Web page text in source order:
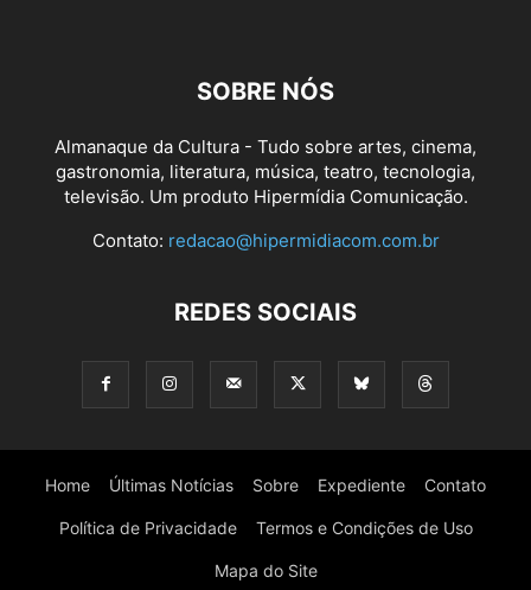
SOBRE NÓS
Almanaque da Cultura - Tudo sobre artes, cinema,
gastronomia, literatura, música, teatro, tecnologia,
televisão. Um produto Hipermídia Comunicação.
Contato: redacao@hipermidiacom.com.br
REDES SOCIAIS
Home Últimas Notícias Sobre Expediente Contato
Política de Privacidade Termos e Condições de Uso
Mapa do Site